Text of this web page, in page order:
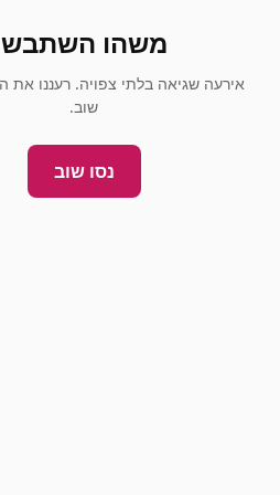
משהו השתבש
אירעה שגיאה בלתי צפויה. רעננו את
שוב.
נסו שוב